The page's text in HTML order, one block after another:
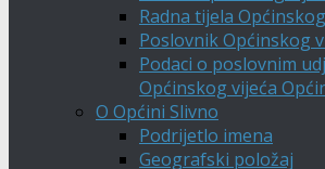
Radna tijela
Poslovnik Općinskog
Podaci o poslovnim
Općinskog vijeća
O Općini Slivno
Podrijetlo imena
Geografski položaj